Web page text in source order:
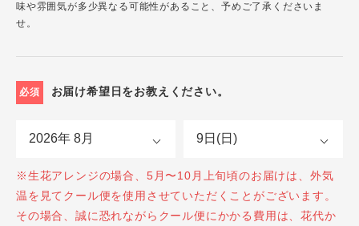
味や雰囲気が多少異なる可能性があること、予めご了承くださいま
せ。
必須 お届け希望日をお教えください。
※生花アレンジの場合、5月〜10月上旬頃のお届けは、外気
温を見てクール便を使用させていただくことがございます。
その場合、誠に恐れながらクール便にかかる費用は、花代か